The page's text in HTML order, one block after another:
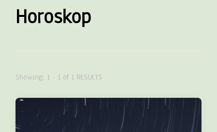
Horoskop
Showing: 1 - 1 of 1 RESULTS